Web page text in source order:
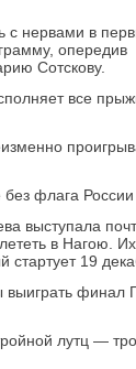
с нервами в
опередив
Сотскову.
все
флага России
выступала
в Нагою.
стартует 19
выиграть финал
лутц —